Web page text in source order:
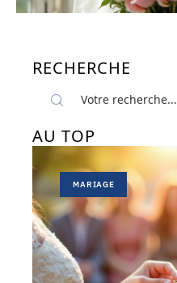
RECHERCHE
AU TOP
MARIAGE